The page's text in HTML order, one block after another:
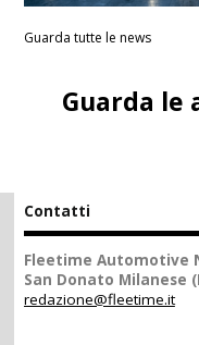
Guarda tutte le news
Guarda
Contatti
Fleetime Automotive
San Donato Milanese
redazione@fleetime.it